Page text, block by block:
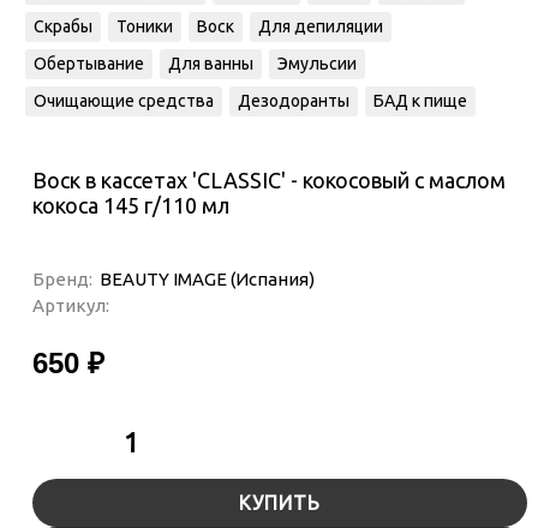
Скрабы
Тоники Воск
Для депиляции
Обертывание
Для ванны
Эмульсии
Очищающие средства
Дезодоранты БАД к пище
Воск в кассетах 'CLASSIC' - кокосовый с маслом
кокоса 145 г/110 мл
Бренд: BEAUTY IMAGE (Испания)
Артикул:
650 ₽
КУПИТЬ